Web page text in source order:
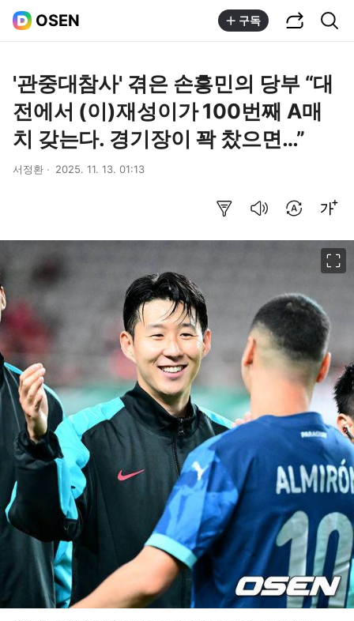
OSEN 구독
'관중대참사' 겪은 손흥민의 당부 “대
전에서 (이)재성이가 100번째 A매
치 갖는다. 경기장이 꽉 찼으면…”
서정환 2025. 11. 13. 01:13